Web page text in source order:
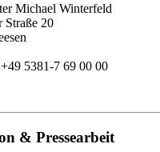
Michael Winterfeld
20
5381-7 69 00 00
& Pressearbeit